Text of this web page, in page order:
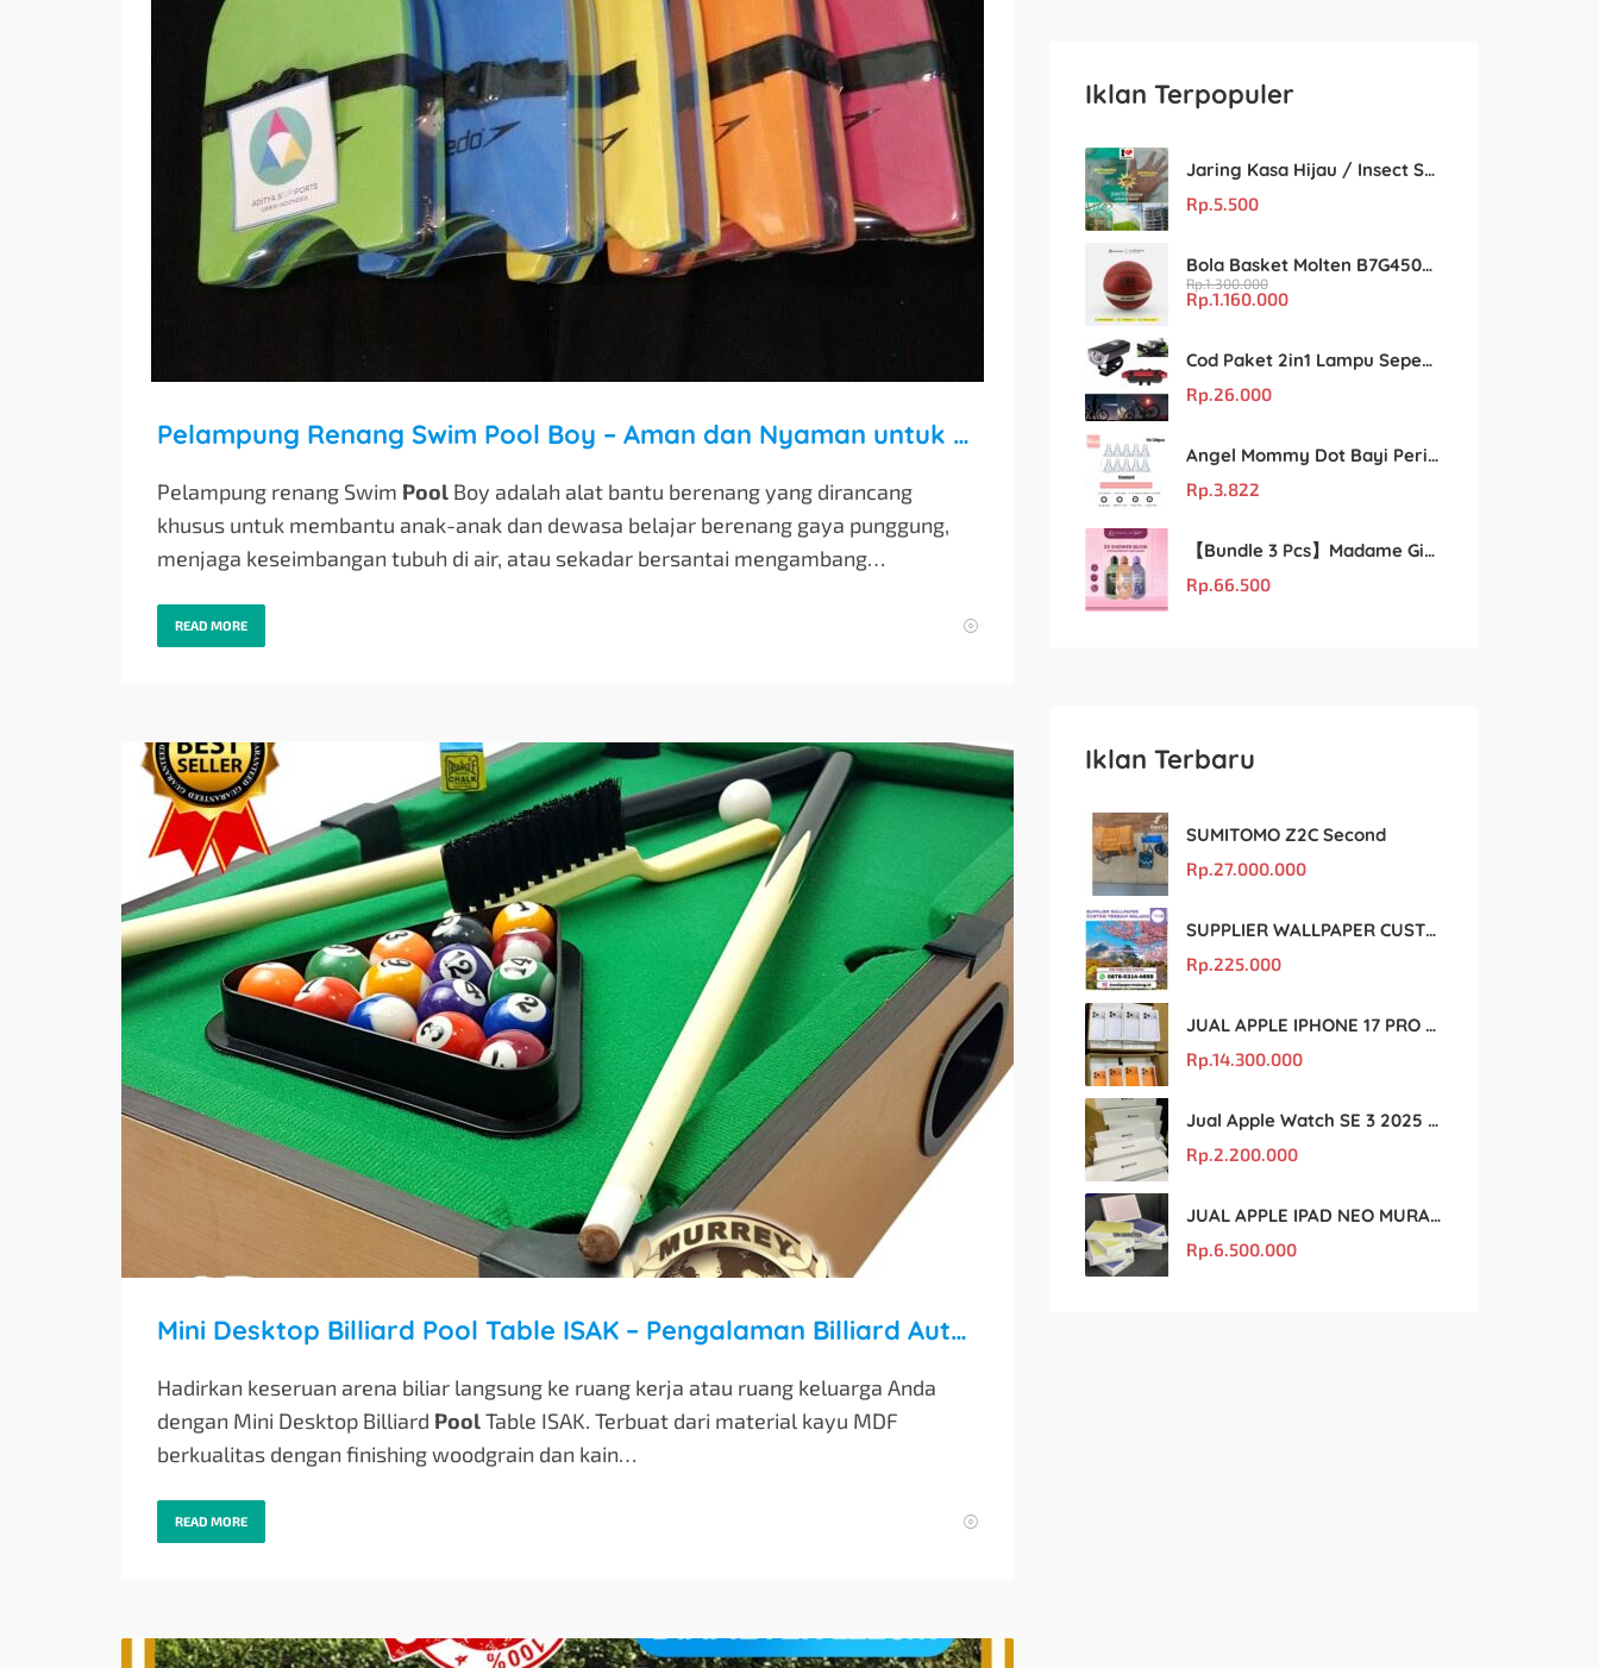
Pelampung Renang Swim Pool Boy – Aman dan Nyaman untuk Segala Usia
Pelampung renang Swim Pool Boy adalah alat bantu berenang yang dirancang
khusus untuk membantu anak-anak dan dewasa belajar berenang gaya punggung,
menjaga keseimbangan tubuh di air, atau sekadar bersantai mengambang…
READ MORE
Mini Desktop Billiard Pool Table ISAK – Pengalaman Billiard Autentik di Meja Anda
Hadirkan keseruan arena biliar langsung ke ruang kerja atau ruang keluarga Anda
dengan Mini Desktop Billiard PoolTable ISAK. Terbuat dari material kayu MDF
berkualitas dengan finishing woodgrain dan kain…
READ MORE
Iklan Terpopuler
Jaring Kasa Hijau / Insect Screen Net – Kualitas Terjamin & Harga Eceran Terjangkau
Rp.5.500
Bola Basket Molten B7G4500 Size 7 – Resmi FIBA & IBL
Rp.1.300.000
Rp.1.160.000
Cod Paket 2in1 Lampu Sepeda Led Light Depan Dan Belakang Rechargeable
Rp.26.000
Angel Mommy Dot Bayi Peristaltic S/M/L/X-Cut / Puting Lebar Buram 10pcs
Rp.3.822
【Bundle 3 Pcs】Madame Gie Shower Glow – Solusi Perawatan Kulit dalam Satu Paket!
Rp.66.500
Iklan Terbaru
SUMITOMO Z2C Second
Rp.27.000.000
SUPPLIER WALLPAPER CUSTOM TERBAIK MALANG
Rp.225.000
JUAL APPLE IPHONE 17 PRO MAX MURAH DAN ORIGINAL
Rp.14.300.000
Jual Apple Watch SE 3 2025 BM Murah Dan original
Rp.2.200.000
JUAL APPLE IPAD NEO MURAH DAN ORIGINAL
Rp.6.500.000